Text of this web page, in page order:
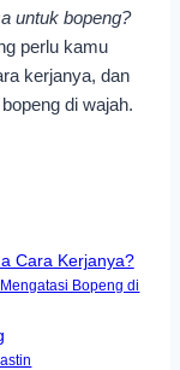
untuk bopeng?
perlu kamu
kerjanya, dan
di wajah.
Cara Kerjanya?
Bopeng di